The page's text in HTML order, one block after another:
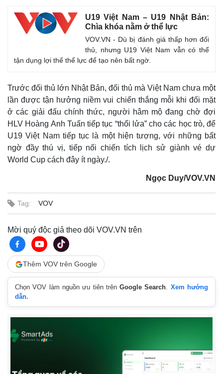
Bất động sản
Khởi nghiệp
Thị trường
Giá vàng
Tiêu dùng
Tỷ giá
Chứng khoán
Giá cà phê
U19 Việt Nam – U19 Nhật Bản:
Chìa khóa nằm ở thể lực
VOV.VN - Dù bị đánh giá thấp hơn đối
thủ, nhưng U19 Việt Nam vẫn có thể
tận dụng lợi thế thể lực để tạo nên bất ngờ.
Trước đối thủ lớn Nhật Bản, đối thủ mà Việt Nam chưa một
lần được tận hưởng niềm vui chiến thắng mỗi khi đối mặt
ở các giải đấu chính thức, người hâm mộ đang chờ đợi
HLV Hoàng Anh Tuấn tiếp tục “thổi lửa” cho các học trò, để
U19 Việt Nam tiếp tục là một hiện tượng, với những bất
ngờ đầy thú vị, tiếp nối chiến tích lịch sử giành vé dự
World Cup cách đây ít ngày./.
Ngọc Duy/VOV.VN
Tag: VOV
Mời quý độc giả theo dõi VOV.VN trên
Thêm VOV trên Google
Chọn VOV làm nguồn ưu tiên trênGoogle Search. Xem hướng
dẫn.